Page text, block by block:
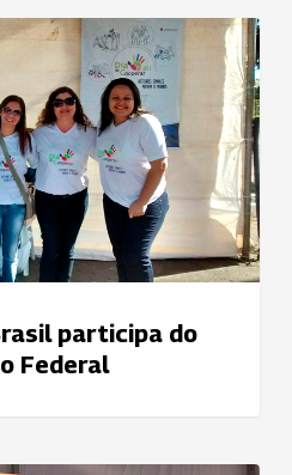
participa do
Federal